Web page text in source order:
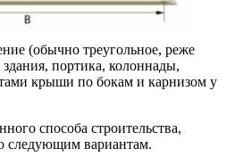
(обычно треугольное, реже
портика, колоннады,
крыши по бокам и карнизом у
способа строительства,
следующим вариантам.